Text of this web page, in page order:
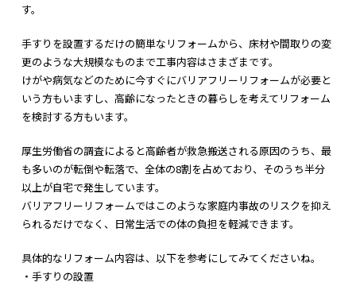
す。
手すりを設置するだけの簡単なリフォームから、床材や間取りの変
更のような大規模なものまで工事内容はさまざまです。
けがや病気などのために今すぐにバリアフリーリフォームが必要と
いう方もいますし、高齢になったときの暮らしを考えてリフォーム
を検討する方もいます。
厚生労働省の調査によると高齢者が救急搬送される原因のうち、最
も多いのが転倒や転落で、全体の8割を占めており、そのうち半分
以上が自宅で発生しています。
バリアフリーリフォームではこのような家庭内事故のリスクを抑え
られるだけでなく、日常生活での体の負担を軽減できます。
具体的なリフォーム内容は、以下を参考にしてみてくださいね。
・手すりの設置